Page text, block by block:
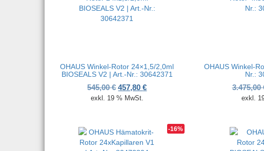
OHAUS Winkel-Rotor 24×1,5/2,0ml
BIOSEALS V2 | Art.-Nr.: 30642371
545,00€ Ursprünglicher Preis war: 545,00 €
457,80€Aktueller Preis ist: 457,80 €.
exkl. 19 % MwSt.
OHAUS Winkel-
Nr.:
3.475,00
exkl.
-16%